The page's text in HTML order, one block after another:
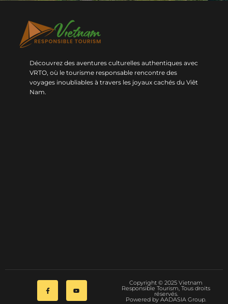
Découvrez des aventures culturelles authentiques avec
VRTO, où le tourisme responsable rencontre des
voyages inoubliables à travers les joyaux cachés du Viêt
Nam.
Copyright © 2025 Vietnam
Responsible Tourism, Tous droits
réservés.
Powered by AADASIA Group.